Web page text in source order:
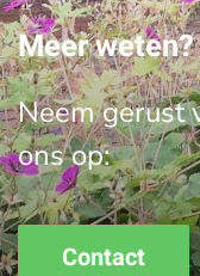
Meer weten?
Neem gerust
ons op:
Contact